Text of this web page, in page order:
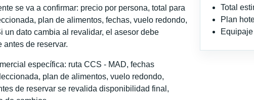
se va a confirmar: precio por persona, total para
plan de alimentos, fechas, vuelo redondo,
dato cambia al revalidar, el asesor debe
antes de reservar.
específica: ruta CCS - MAD, fechas
plan de alimentos, vuelo redondo,
de reservar se revalida disponibilidad final,
Total
Plan